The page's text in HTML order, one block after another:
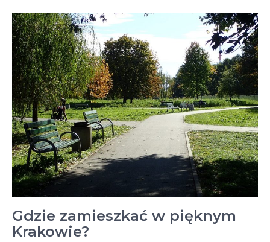
Gdzie zamieszkać w pięknym
Krakowie?